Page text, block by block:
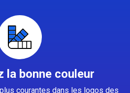
la bonne couleur
courantes dans les logos des